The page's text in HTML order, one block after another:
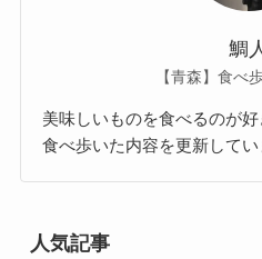
鯛
【青森】食べ
美味しいものを食べるのが
食べ歩いた内容を更新してい
人気記事